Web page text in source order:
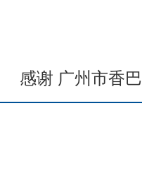
感谢 广州市香